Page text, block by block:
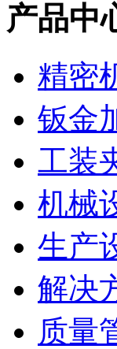
产品中
精密
钣金
工装
机械
生产
解决
质量